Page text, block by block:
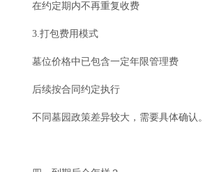
在约定期内不再重复收费
3.打包费用模式
墓位价格中已包含一定年限管理费
后续按合同约定执行
不同墓园政策差异较大，需要具体确认。